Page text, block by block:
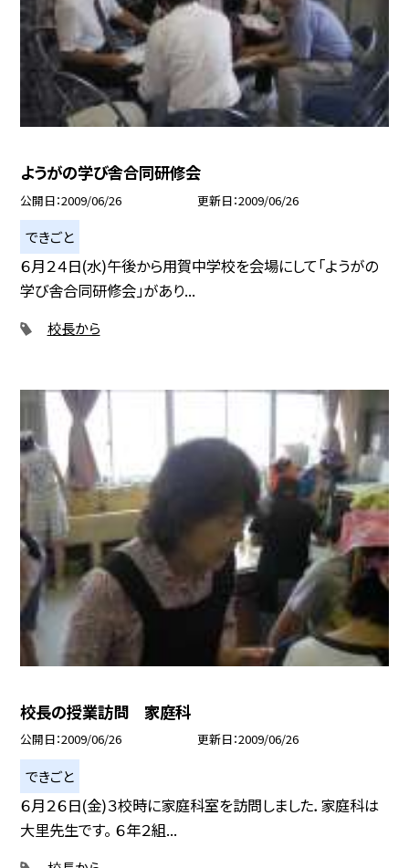
ようがの学び舎合同研修会
公開日 2009/06/26 更新日 2009/06/26
できごと
６月２４日(水)午後から用賀中学校を会場にして「ようがの
学び舎合同研修会」があり...
校長から
校長の授業訪問 家庭科
公開日 2009/06/26 更新日 2009/06/26
できごと
６月２６日(金)３校時に家庭科室を訪問しました．家庭科は
大里先生です。 ６年２組...